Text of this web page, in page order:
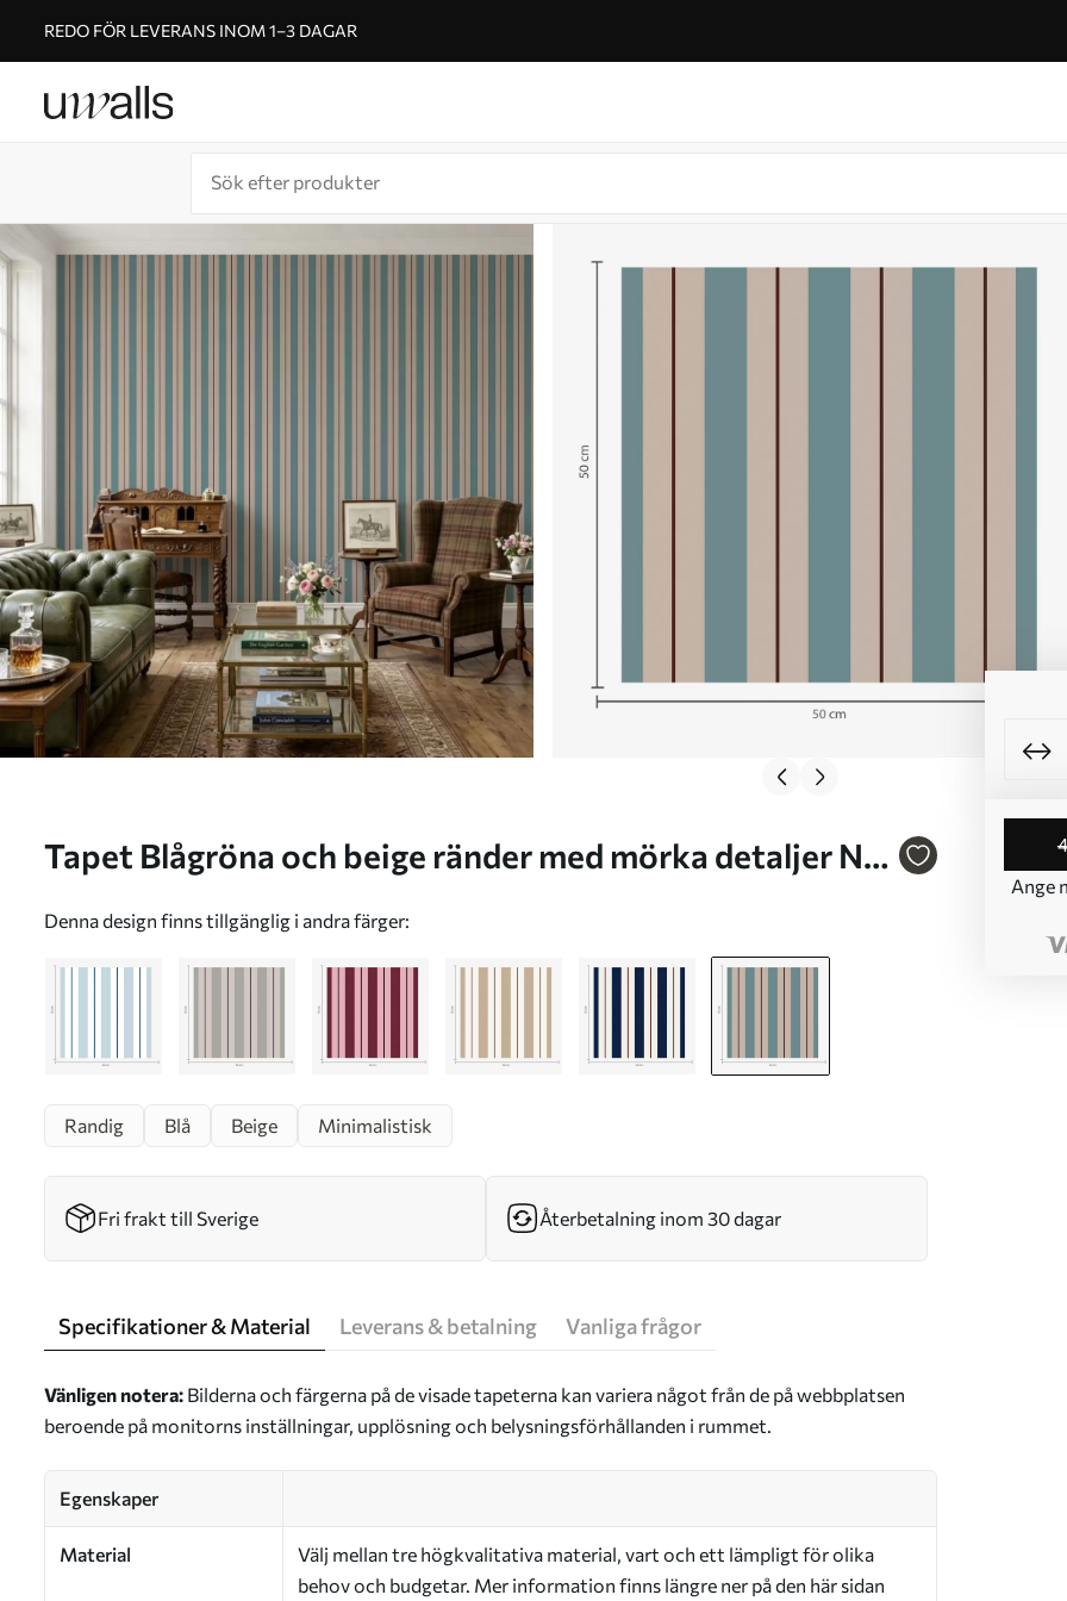
REDO FÖR LEVERANS INOM 1–3 DAGAR
Tapet Blågröna och beige ränder med mörka detaljer Nr.
Denna design finns tillgänglig i andra färger:
Ange
Randig Blå Beige Minimalistisk
Fri frakt till Sverige Återbetalning inom 30 dagar
Specifikationer & Material Leverans & betalning Vanliga frågor
Vänligen notera: Bilderna och färgerna på de visade tapeterna kan variera något från de på webbplatsen
beroende på monitorns inställningar, upplösning och belysningsförhållanden i rummet.
Egenskaper
Material
Välj mellan tre högkvalitativa material, vart och ett lämpligt för olika
behov och budgetar. Mer information finns längre ner på den här sidan